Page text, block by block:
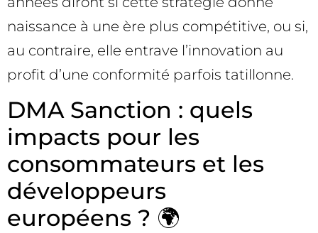
naissance à une ère plus compétitive, ou si,
au contraire, elle entrave l’innovation au
profit d’une conformité parfois tatillonne.
DMA Sanction : quels
impacts pour les
consommateurs et les
développeurs
européens ? 🌍